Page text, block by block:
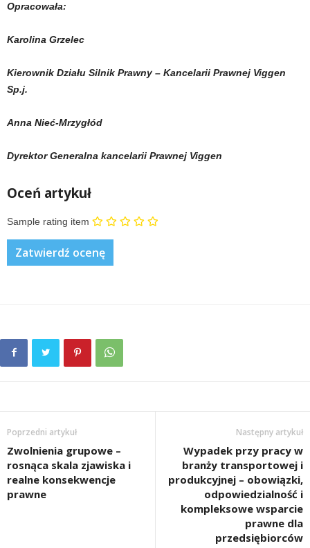
Opracowała:
Karolina Grzelec
Kierownik Działu Silnik Prawny – Kancelarii Prawnej Viggen
Sp.j.
Anna Nieć-Mrzygłód
Dyrektor Generalna kancelarii Prawnej Viggen
Oceń artykuł
Sample rating item
Poprzedni artykuł
Zwolnienia grupowe –
rosnąca skala zjawiska i
realne konsekwencje
prawne
Następny artykuł
Wypadek przy pracy w
branży transportowej i
produkcyjnej – obowiązki,
odpowiedzialność i
kompleksowe wsparcie
prawne dla
przedsiębiorców